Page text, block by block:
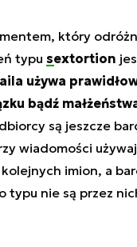
który
typu sextortion
używa
bądź
są jeszcze
wiadomości
imion, a
typu nie są przez